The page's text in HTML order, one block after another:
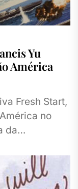
Yu
América
Fresh Start,
no
da